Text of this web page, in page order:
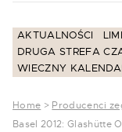
AKTUALNOŚCI
DRUGA STREFA
WIECZNY
Home > Producenci
Basel 2012: Glashütte